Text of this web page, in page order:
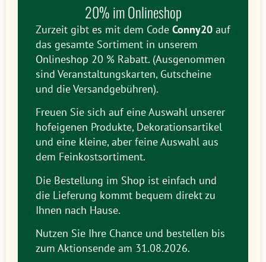
20% im Onlineshop
Zurzeit gibt es mit dem Code Conny20 auf
das gesamte Sortiment in unserem
Onlineshop 20 % Rabatt. (Ausgenommen
sind Veranstaltungskarten, Gutscheine
und die Versandgebühren).
Freuen Sie sich auf eine Auswahl unserer
hofeigenen Produkte, Dekorationsartikel
und eine kleine, aber feine Auswahl aus
dem Feinkostsortiment.
Die Bestellung im Shop ist einfach und
die Lieferung kommt bequem direkt zu
Ihnen nach Hause.
Nutzen Sie Ihre Chance und bestellen bis
zum Aktionsende am 31.08.2026.